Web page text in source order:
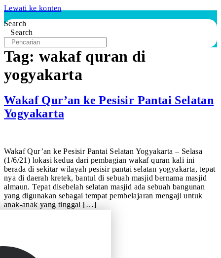
Lewati ke konten
Search
Search
Tag: wakaf quran di
yogyakarta
Wakaf Qur’an ke Pesisir Pantai Selatan
Yogyakarta
Wakaf Qur’an ke Pesisir Pantai Selatan Yogyakarta – Selasa
(1/6/21) lokasi kedua dari pembagian wakaf quran kali ini
berada di sekitar wilayah pesisir pantai selatan yogyakarta, tepat
nya di daerah kretek, bantul di sebuah masjid bernama masjid
almaun. Tepat disebelah selatan masjid ada sebuah bangunan
yang digunakan sebagai tempat pembelajaran mengaji untuk
anak-anak yang tinggal […]